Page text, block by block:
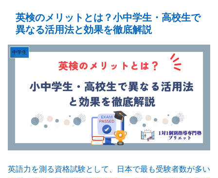
英検のメリットとは？小中学生・高校生で
異なる活用法と効果を徹底解説
中学生
英語力を測る資格試験として、日本で最も受験者数が多い